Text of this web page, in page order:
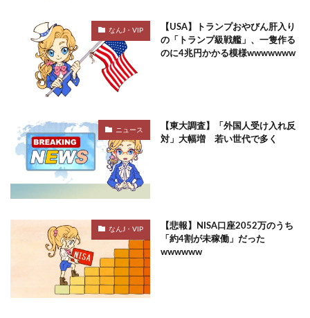
なんJ・VIP
【USA】トランプおやびん肝入り
の「トランプ級戦艦」、一隻作る
のに4兆円かかる模様wwwwwww
ニュース
【東大調査】「外国人受け入れ反
対」大幅増 若い世代で多く
なんJ・VIP
【悲報】NISA口座2052万のうち
「約4割が未稼働」だった
wwwwww